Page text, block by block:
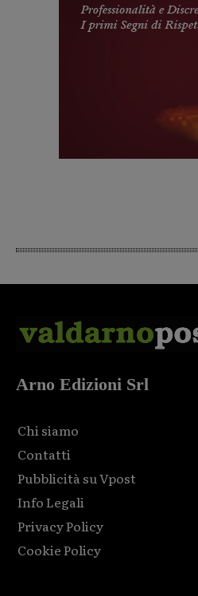
Arno Edizioni Srl
Chi siamo
Contatti
Pubblicità su Vpost
Info Legali
Privacy Policy
Cookie Policy